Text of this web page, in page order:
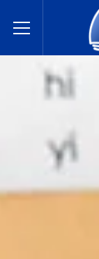
Toggle Menu